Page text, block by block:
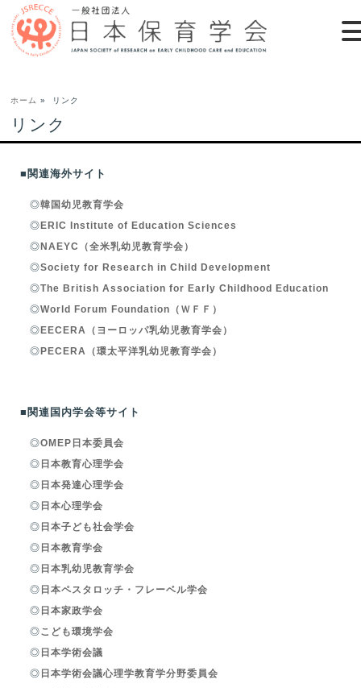
ホーム » リンク
リンク
■関連海外サイト
◎韓国幼児教育学会
◎ ERIC Institute of Education Sciences
◎ NAEYC（全米乳幼児教育学会）
◎Society for Research in Child Development
◎The British Association for Early Childhood Education
◎World Forum Foundation（ＷＦＦ）
◎ EECERA（ヨーロッパ乳幼児教育学会）
◎ PECERA（環太平洋乳幼児教育学会）
■関連国内学会等サイト
◎OMEP日本委員会
◎ 日本教育心理学会
◎ 日本発達心理学会
◎ 日本心理学会
◎ 日本子ども社会学会
◎ 日本教育学会
◎ 日本乳幼児教育学会
◎ 日本ペスタロッチ・フレーベル学会
◎ 日本家政学会
◎こども環境学会
◎ 日本学術会議
◎ 日本学術会議心理学教育学分野委員会